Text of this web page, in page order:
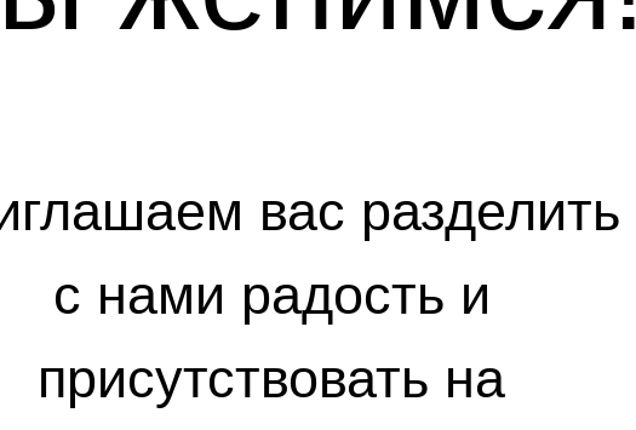
вас разделить
с нами радость и
присутствовать на